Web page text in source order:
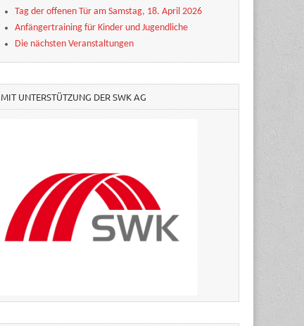
Tag der offenen Tür am Samstag, 18. April 2026
Anfängertraining für Kinder und Jugendliche
Die nächsten Veranstaltungen
MIT UNTERSTÜTZUNG DER SWK AG